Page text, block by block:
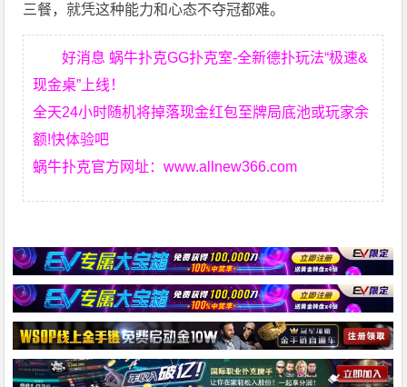
三餐，就凭这种能力和心态不夺冠都难。
好消息 蜗牛扑克GG扑克室-全新德扑玩法“极速&
现金桌”上线！
全天24小时随机将掉落现金红包至牌局底池或玩家余
额!快体验吧
蜗牛扑克官方网址：www.allnew366.com